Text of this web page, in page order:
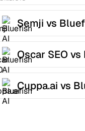
Semji vs
Oscar SEO
Cuppa.ai vs